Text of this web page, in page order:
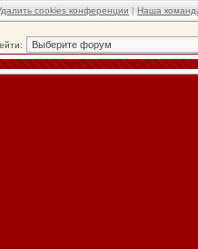
cookies конференции | Наша